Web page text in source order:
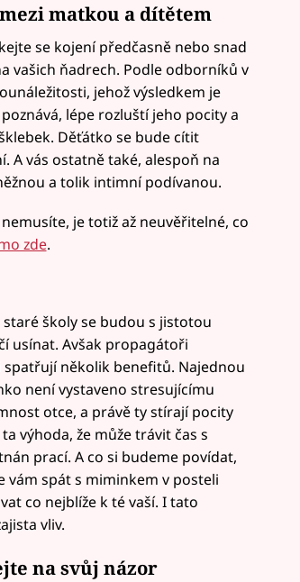
matkou a dítětem
se kojení předčasně nebo snad
vašich ňadrech. Podle odborníků v
jehož výsledkem je
lépe rozluští jeho pocity a
Děťátko se bude cítit
A vás ostatně také, alespoň na
a tolik intimní podívanou.
je totiž až neuvěřitelné, co
zde.
školy se budou s jistotou
usínat. Avšak propagátoři
několik benefitů. Najednou
není vystaveno stresujícímu
otce, a právě ty stírají pocity
výhoda, že může trávit čas s
prací. A co si budeme povídat,
spát s miminkem v posteli
co nejblíže k té vaší. I tato
vliv.
na svůj názor